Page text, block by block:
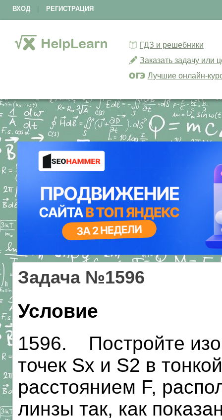
ВХОД РЕГИСТРАЦИЯ
ГДЗ и решебники
Заказать задачу или
Лучшие онлайн-
Задача №1596
Условие
1596. Постройте
точек Sx и S2 в
расстоянием F,
линзы так, как